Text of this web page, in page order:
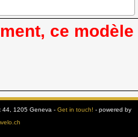
ce modèle
44, 1205 Geneva - Get in touch! - powered by